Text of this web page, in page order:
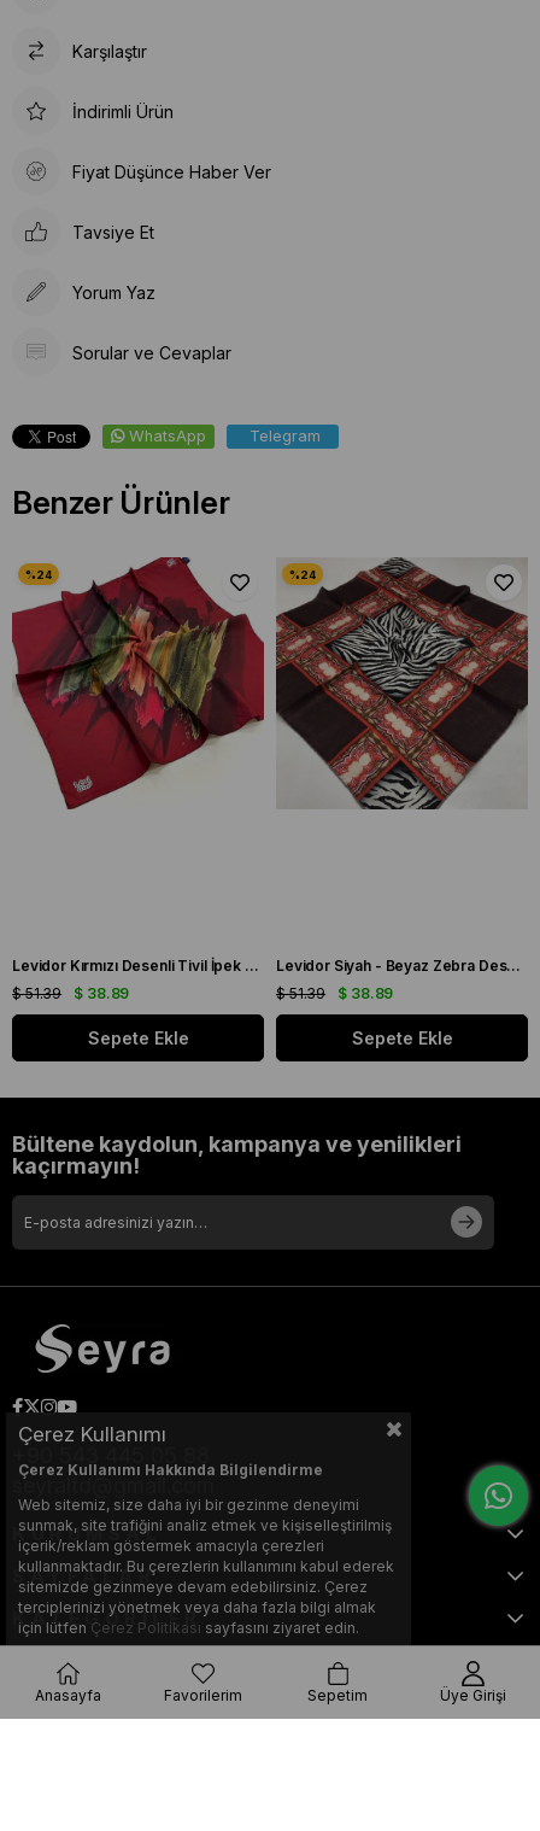
Karşılaştır
İndirimli Ürün
Fiyat Düşünce Haber Ver
Tavsiye Et
Yorum Yaz
Sorular ve Cevaplar
WhatsApp Telegram
Benzer Ürünler
Levidor Kırmızı Desenli Tivil İpek Eşarp 19086
$ 38.89
$ 51.39
Sepete Ekle
Levidor Siyah - Beyaz Zebra Desen Tivil İpek Eşarp 20808
$ 38.89
$ 51.39
Sepete Ekle
Bültene kaydolun, kampanya ve yenilikleri
kaçırmayın!
seyraltd@gmail.com
KURUMSAL
SAYFALAR
KATEGORİLER
Bu web sitesi, Nihat KILIÇARSLAN tarafından tasarlanmış ve optimize
Çerez Kullanımı
Çerez Kullanımı Hakkında Bilgilendirme
Web sitemiz, size daha iyi bir gezinme deneyimi
sunmak, site trafiğini analiz etmek ve kişiselleştirilmiş
içerik/reklam göstermek amacıyla çerezleri
kullanmaktadır. Bu çerezlerin kullanımını kabul ederek
sitemizde gezinmeye devam edebilirsiniz. Çerez
terciplerinizi yönetmek veya daha fazla bilgi almak
için lütfen Çerez Politikası sayfasını ziyaret edin.
Anasayfa Favorilerim Sepetim Üye Girişi